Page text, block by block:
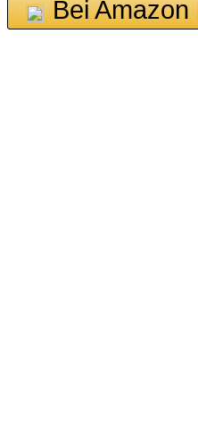
Bei Amazon